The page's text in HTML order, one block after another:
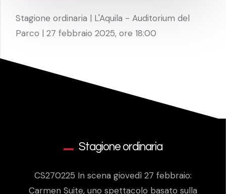
Stagione ordinaria | L'Aquila - Auditorium del
Parco | 27 febbraio 2025, ore 18:00
Stagione ordinaria
CS270225 In scena giovedì 27 febbraio:
Carmen Suite, uno spettacolo basato sulla